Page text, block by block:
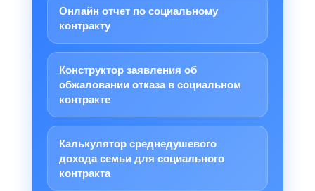
Онлайн отчет по социальному
контракту
Конструктор заявления об
обжаловании отказа в социальном
контракте
Калькулятор среднедушевого
дохода семьи для социального
контракта